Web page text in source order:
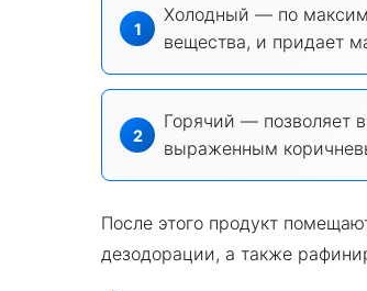
Холодный — по
вещества, и придает
Горячий — позволяет
выраженным
После этого продукт
дезодорации, а также